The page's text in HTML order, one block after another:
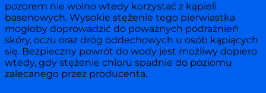
pozorem nie wolno wtedy korzystać z kąpieli
basenowych. Wysokie stężenie tego pierwiastka
mogłoby doprowadzić do poważnych podrażnień
skóry, oczu oraz dróg oddechowych u osób kąpiących
się. Bezpieczny powrót do wody jest możliwy dopiero
wtedy, gdy stężenie chloru spadnie do poziomu
zalecanego przez producenta.